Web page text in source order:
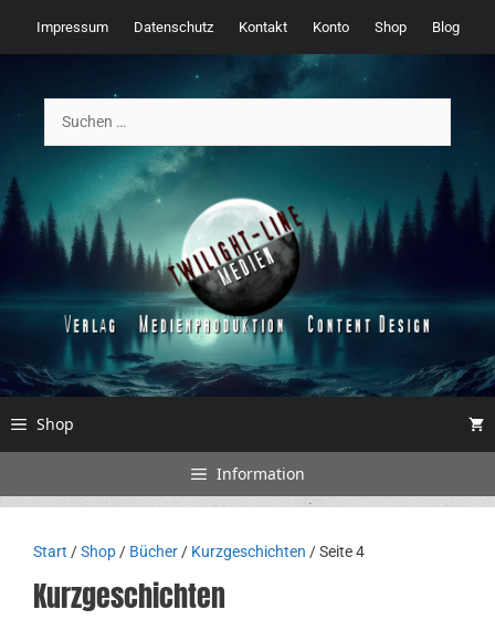
Inhalt
springen
Impressum Datenschutz Kontakt Konto Shop Blog
nach:
Shop
Information
Start /Shop/ Bücher/ Kurzgeschichten / Seite 4
Kurzgeschichten